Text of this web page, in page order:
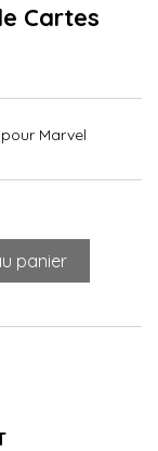
Cartes
Marvel
panier